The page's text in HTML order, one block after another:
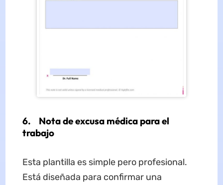
6. Nota de excusa médica para el
trabajo
Esta plantilla es simple pero profesional.
Está diseñada para confirmar una